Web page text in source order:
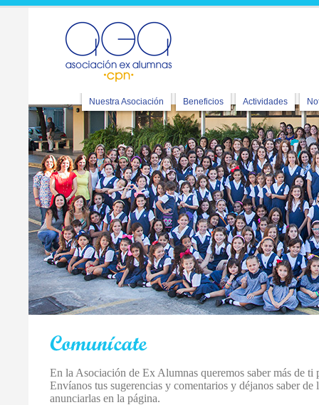
Nuestra Asociación Beneficios Actividades
En la Asociación de Ex Alumnas queremos saber más de ti
Envíanos tus sugerencias y comentarios y déjanos saber de
anunciarlas en la página.